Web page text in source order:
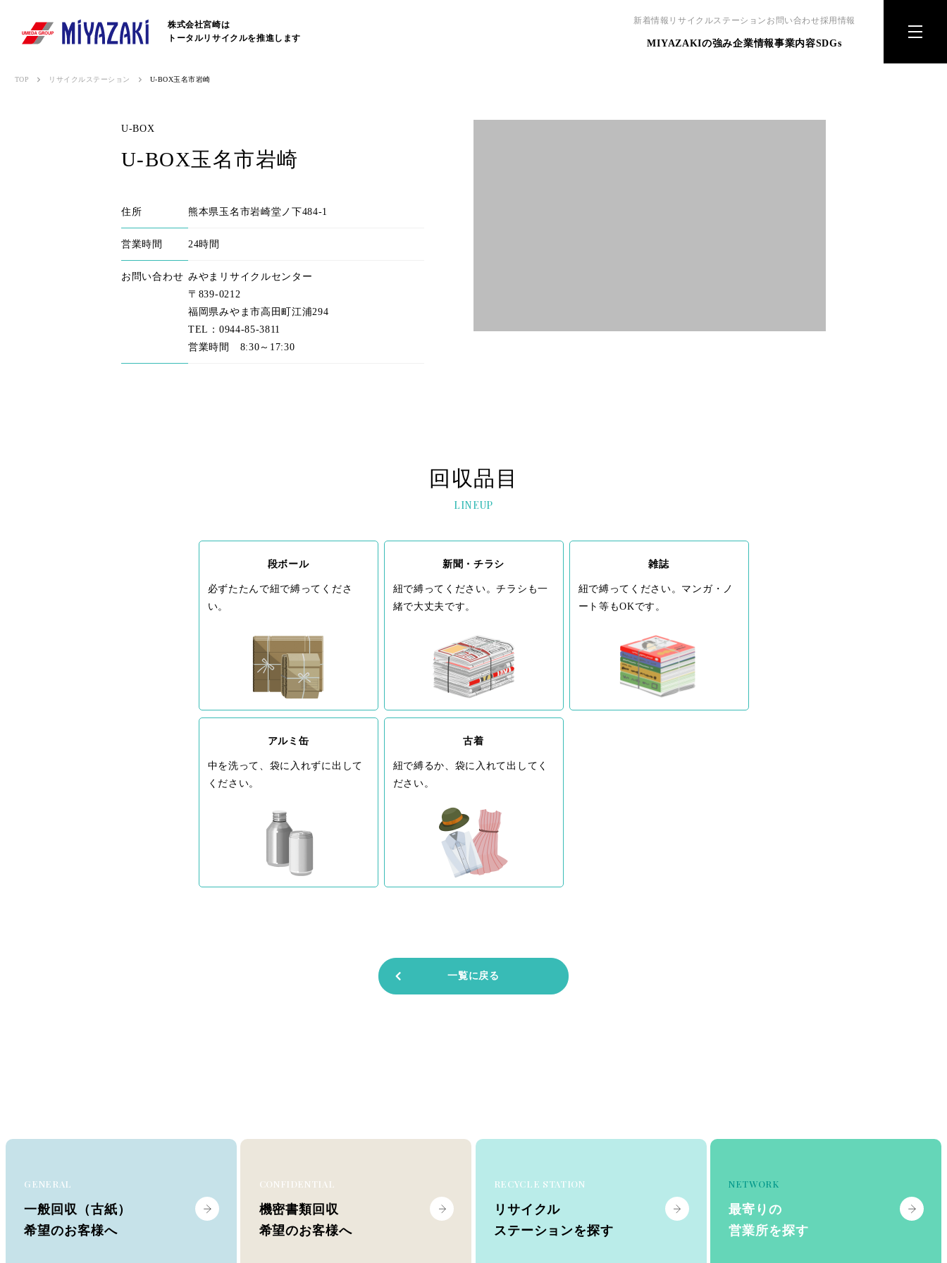
株式会社宮崎は
トータルリサイクルを推進します
新着情報 リサイクルステーション お問い合わせ採用情報
MIYAZAKIの強み企業情報事業内容SDGs
TOP リサイクルステーション U-BOX玉名市岩崎
U-BOX
U-BOX玉名市岩崎
住所 熊本県玉名市岩崎堂ノ下484-1
営業時間 24時間
お問い合わせ みやまリサイクルセンター
〒839-0212
福岡県みやま市高田町江浦294
TEL：0944-85-3811
営業時間 8:30～17:30
回収品目
LINEUP
段ボール
必ずたたんで紐で縛ってくださ
い。
新聞・チラシ
紐で縛ってください。チラシも一
緒で大丈夫です。
雑誌
紐で縛ってください。マンガ・ノ
ート等もOKです。
アルミ缶
中を洗って、袋に入れずに出して
ください。
古着
紐で縛るか、袋に入れて出してく
ださい。
一覧に戻る
GENERAL
一般回収（古紙）
希望のお客様へ
CONFIDENTIAL
機密書類回収
希望のお客様へ
RECYCLE STATION
リサイクル
ステーションを探す
NETWORK
最寄りの
営業所を探す